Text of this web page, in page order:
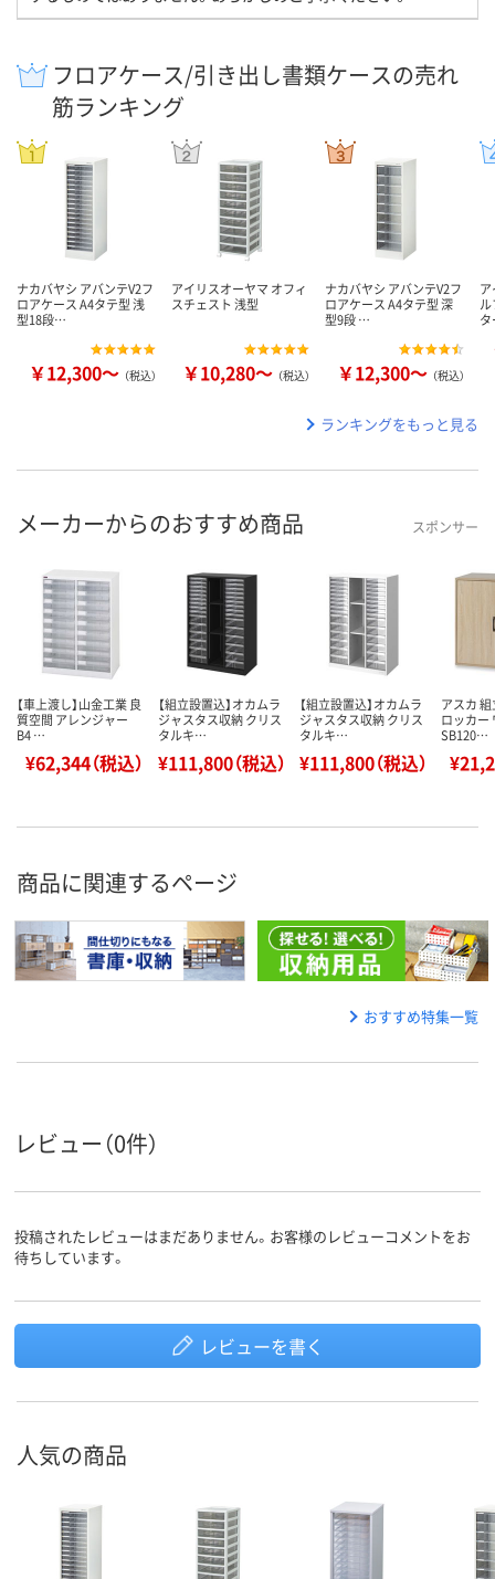
フロアケース/引き出し書類ケースの売れ
筋ランキング
ナカバヤシ アバンテV2フ
ロアケース A4タテ型 浅
型18段…
￥12,300～ （税込）
アイリスオーヤマ オフィ
スチェスト 浅型
￥10,280～ （税込）
ナカバヤシ アバンテV2フ
ロアケース A4タテ型 深
型9段 …
￥12,300～ （税込）
ル
タ
ランキングをもっと見る
メーカーからのおすすめ商品 スポンサー
【車上渡し】山金工業 良
質空間 アレンジャー
B4 …
¥62,344（税込）
【組立設置込】オカムラ
ジャスタス収納 クリス
タルキ…
¥111,800（税込）
【組立設置込】オカムラ
ジャスタス収納 クリス
タルキ…
¥111,800（税込）
アスカ
ロッカー
SB120…
商品に関連するページ
おすすめ特集一覧
レビュー（0件）
投稿されたレビューはまだありません。お客様のレビューコメントをお
待ちしています。
レビューを書く
人気の商品